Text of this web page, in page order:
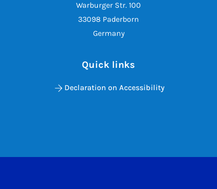
Warburger Str. 100
33098 Paderborn
Germany
Quick links
Declaration on Accessibility